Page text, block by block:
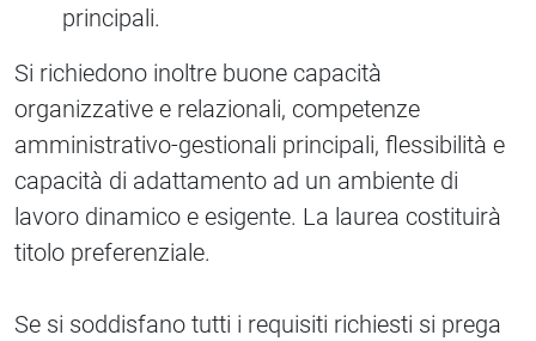
principali.
Si richiedono inoltre buone capacità
organizzative e relazionali, competenze
amministrativo-gestionali principali, flessibilità e
capacità di adattamento ad un ambiente di
lavoro dinamico e esigente. La laurea costituirà
titolo preferenziale.
Se si soddisfano tutti i requisiti richiesti si prega